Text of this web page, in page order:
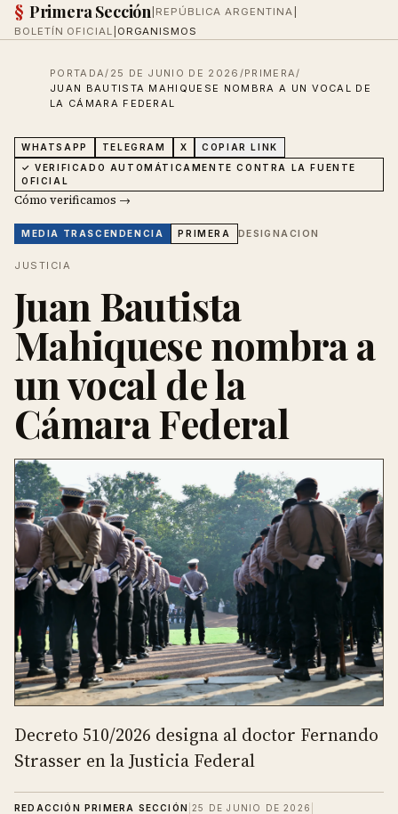
§ Primera Sección REPÚBLICA ARGENTINA
BOLETÍN OFICIAL ORGANISMOS
PORTADA/ 25 DE JUNIO DE 2026 /PRIMERA/
JUAN BAUTISTA MAHIQUESE NOMBRA A UN VOCAL DE
LA CÁMARA FEDERAL
WHATSAPP TELEGRAM X
COPIAR LINK
✓ VERIFICADO AUTOMÁTICAMENTE CONTRA LA FUENTE
OFICIAL
Cómo verificamos →
MEDIA TRASCENDENCIA PRIMERA DESIGNACION
JUSTICIA
Juan Bautista
Mahiquese nombra a
un vocal de la
Cámara Federal
Decreto 510/2026 designa al doctor Fernando
Strasser en la Justicia Federal
REDACCIÓN PRIMERA SECCIÓN |25 DE JUNIO DE 2026